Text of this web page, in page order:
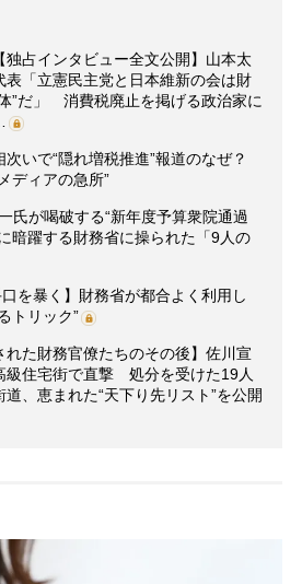
独占インタビュー全文公開】山本太
表「立憲民主党と日本維新の会は財
”だ」 消費税廃止を掲げる政治家に
次いで“隠れ増税推進”報道のなぜ？
ディアの急所”
氏が喝破する“新年度予算衆院通過
暗躍する財務省に操られた「9人の
口を暴く】財務省が都合よく利用し
トリック”
れた財務官僚たちのその後】佐川宣
級住宅街で直撃 処分を受けた19人
、恵まれた“天下り先リスト”を公開